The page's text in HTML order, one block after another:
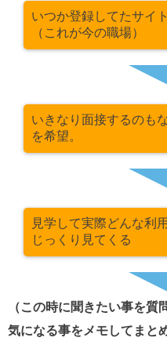
いつか登録してたサイ
（これが今の職場）
いきなり面接するのも
を希望。
見学して実際どんな利
じっくり見てくる
（この時に聞きたい事を質
気になる事をメモしてまと